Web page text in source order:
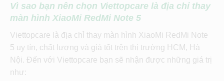
Vì sao bạn nên chọn Viettopcare là địa chỉ thay
màn hình XiaoMi RedMi Note 5
Viettopcare là địa chỉ thay màn hình XiaoMi RedMi Note
5 uy tín, chất lượng và giá tốt trện thị trường HCM, Hà
Nội. Đến với Viettopcare bạn sẽ nhận được những giá trị
như: